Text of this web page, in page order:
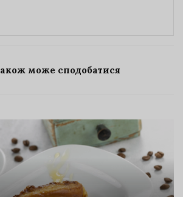
може сподобатися